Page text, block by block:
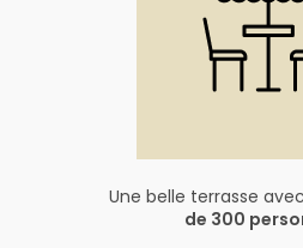
Une belle terrasse
de 300